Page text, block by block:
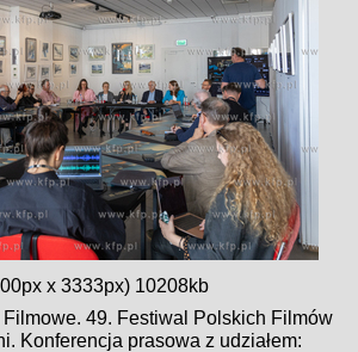
x 3333px) 10208kb
49. Festiwal Polskich Filmów
Konferencja prasowa z udziałem: